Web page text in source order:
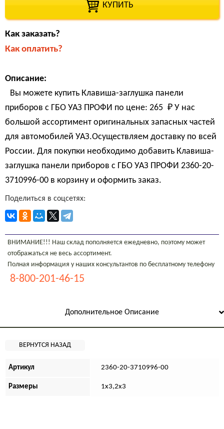
КУПИТЬ
Как заказать?
Как оплатить?
Описание:
Вы можете купить Клавиша-заглушка панели
приборов с ГБО УАЗ ПРОФИ по цене: 265 ₽ У нас
большой ассортимент оригинальных запасных частей
для автомобилей УАЗ.Осуществляем доставку по всей
России. Для покупки необходимо добавить Клавиша-
заглушка панели приборов с ГБО УАЗ ПРОФИ 2360-20-
3710996-00 в корзину и оформить заказ.
Поделиться в соцсетях:
ВНИМАНИЕ!!! Наш склад пополняется ежедневно, поэтому может
отображаться не весь ассортимент.
Полная информация у наших консультантов по бесплатному телефону
8-800-201-46-15
Дополнительное Описание
Артикул 2360-20-3710996-00
Размеры 1х3,2х3